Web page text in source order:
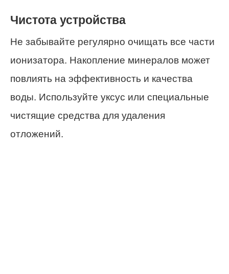
Чистота устройства
Не забывайте регулярно очищать все части
ионизатора. Накопление минералов может
повлиять на эффективность и качества
воды. Используйте уксус или специальные
чистящие средства для удаления
отложений.